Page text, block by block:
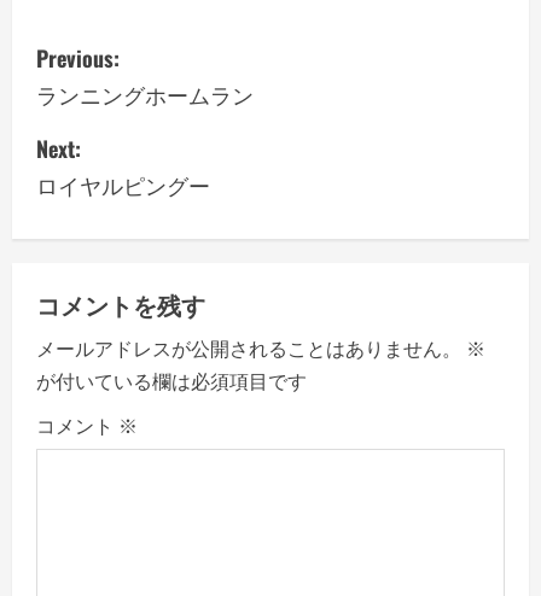
P
o
s
t
n
a
v
i
g
Previous:
ランニングホームラン
Next:
ロイヤルピングー
コメントを残す
メールアドレスが公開されることはありません。
※
が付いている欄は必須項目です
コメント ※